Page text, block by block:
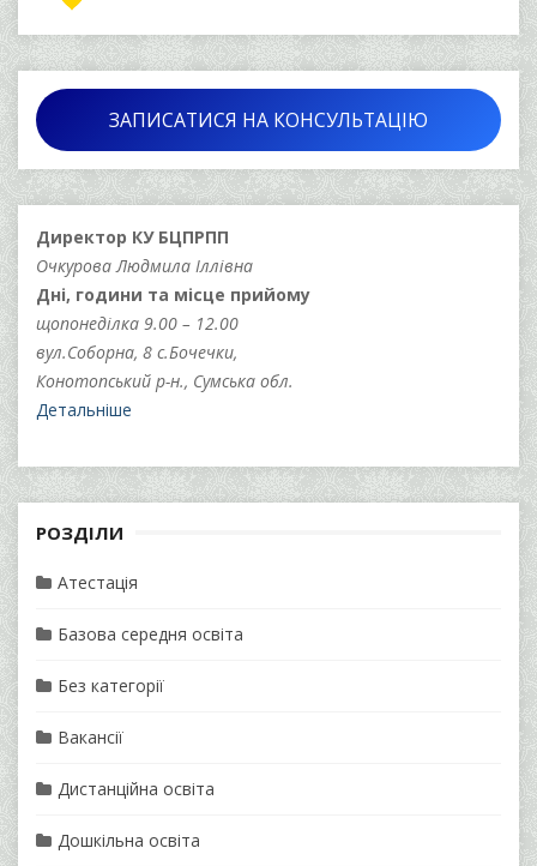
ЗАПИСАТИСЯ НА КОНСУЛЬТАЦІЮ
Директор КУ БЦПРПП
Очкурова Людмила Іллівна
Дні, години та місце прийому
щопонеділка 9.00 – 12.00
вул.Соборна, 8 с.Бочечки,
Конотопський р-н., Сумська обл.
Детальніше
РОЗДІЛИ
Атестація
Базова середня освіта
Без категорії
Вакансії
Дистанційна освіта
Дошкільна освіта